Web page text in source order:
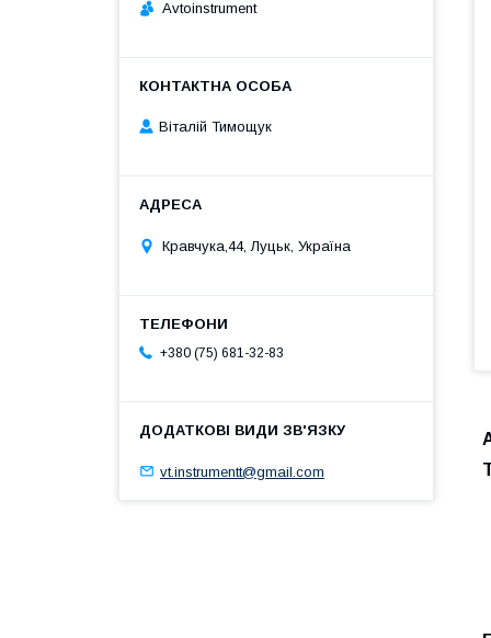
Avtoinstrument
Віталій Тимощук
Кравчука,44, Луцьк, Україна
+380 (75) 681-32-83
vt.instrumentt@gmail.com